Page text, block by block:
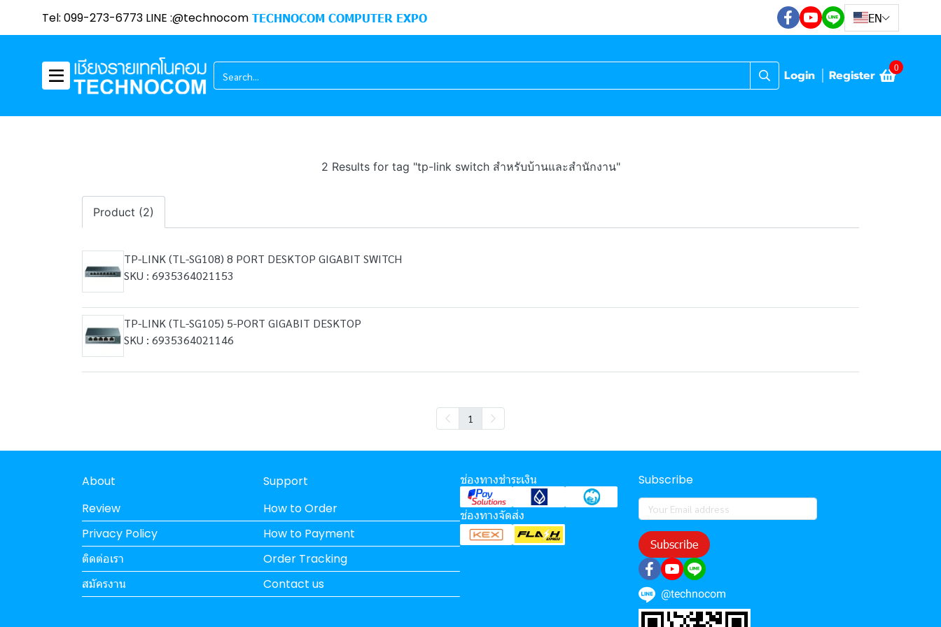
Tel: 099-273-6773 LINE :@technocom TECHNOCOM COMPUTER EXPO EN
Login Register 0
2 Results for tag "tp-link switch สำหรับบ้านและสำนักงาน"
Product (2)
TP-LINK (TL-SG108) 8 PORT DESKTOP GIGABIT SWITCH
SKU : 6935364021153
TP-LINK (TL-SG105) 5-PORT GIGABIT DESKTOP
SKU : 6935364021146
1
About
Review
Privacy Policy
ติดต่อเรา
สมัครงาน
Support
How to Order
How to Payment
Order Tracking
Contact us
ช่องทางชำระเงิน
ช่องทางจัดส่ง
Subscribe
Subscribe
@technocom